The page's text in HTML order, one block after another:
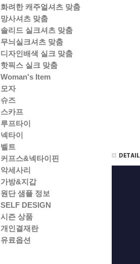
화려한 캐주얼셔츠 맞춤
망사셔츠 맞춤
솔리드 실크셔츠 맞춤
무늬실크셔츠 맞춤
디자인배색 실크 맞춤
핫픽스 실크 맞춤
Woman's Item
모자
슈즈
스카프
루프타이
넥타이
벨트
커프스&넥타이핀
악세사리
가방&지갑
원단 샘플 정보
SELF DESIGN
시즌 상품
개인결재란
유료옵션